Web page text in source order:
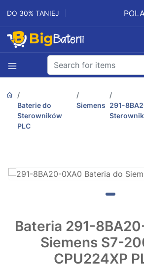
DO 30% TANIEJ
Baterie do
Sterowników
PLC
Siemens 291-
Bateria 291-
Siemens S7-
CPU224XP